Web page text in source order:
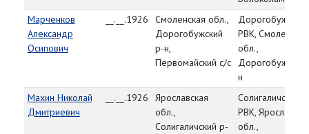
Марченков
Александр
Осипович
__.__.1926
Смоленская обл.,
Дорогобужский
р-н,
Первомайский с/с
Дорогобужский
РВК, Смоленская
обл.,
Дорогобужский
н
Махин Николай
Дмитриевич
__.__.1926
Ярославская
обл.,
Солигаличский р-
Солигаличский
РВК,
обл.,